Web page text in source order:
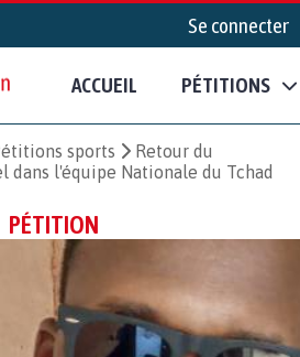
Se connecter
ACCUEIL PÉTITIONS
sports
Retour du
dans l'équipe Nationale du Tchad
PÉTITION